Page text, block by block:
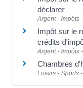
déclarer
Argent - Impôts
Impôt sur le
crédits
Argent - Impôts
Chambres
Loisirs - Sports